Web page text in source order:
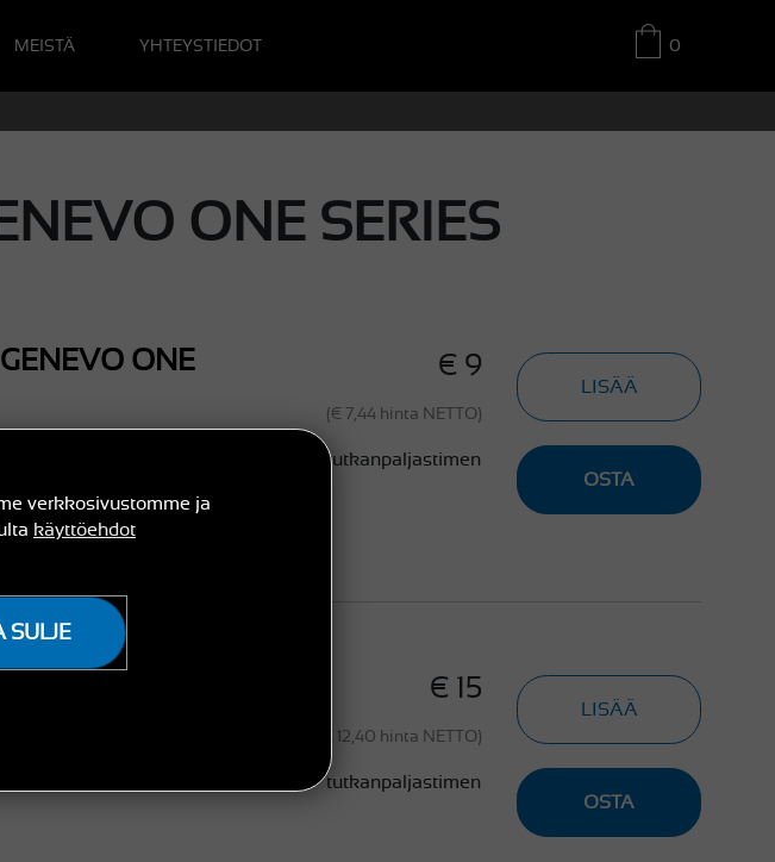
verkkosivustomme ja
käyttöehdot
SULJE
MEISTÄ YHTEYSTIEDOT 0
ONE SERIES
ONE € 9
(€ 7,44 hinta NETTO)
LISÄÄ
imukupilla Genevo One -sarjan tutkanpaljastimen
OSTA
ONE € 15
(€ 12,40 hinta NETTO)
LISÄÄ
imukupilla Genevo One -sarjan tutkanpaljastimen
OSTA